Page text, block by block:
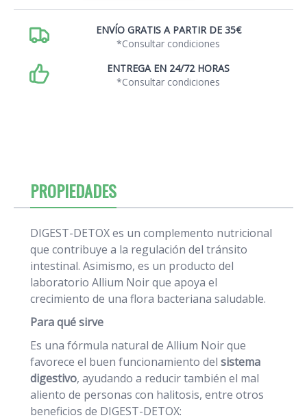
ENVÍO GRATIS A PARTIR DE 35€
*Consultar condiciones
ENTREGA EN 24/72 HORAS
*Consultar condiciones
PROPIEDADES
DIGEST-DETOX es un complemento nutricional
que contribuye a la regulación del tránsito
intestinal. Asimismo, es un producto del
laboratorio Allium Noir que apoya el
crecimiento de una flora bacteriana saludable.
Para qué sirve
Es una fórmula natural de Allium Noir que
favorece el buen funcionamiento del sistema
digestivo, ayudando a reducir también el mal
aliento de personas con halitosis, entre otros
beneficios de DIGEST-DETOX: